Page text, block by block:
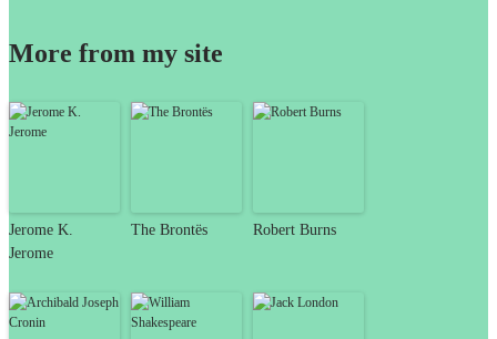
More from my site
Jerome K.
Jerome
The Brontës Robert Burns